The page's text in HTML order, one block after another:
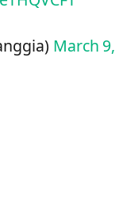
March